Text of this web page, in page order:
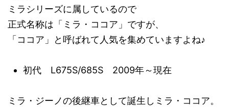
ミラシリーズに属しているので
正式名称は「ミラ・ココア」ですが、
「ココア」と呼ばれて人気を集めていますよね♪
初代 L675S/685S 2009年～現在
ミラ・ジーノの後継車として誕生しミラ・ココア。